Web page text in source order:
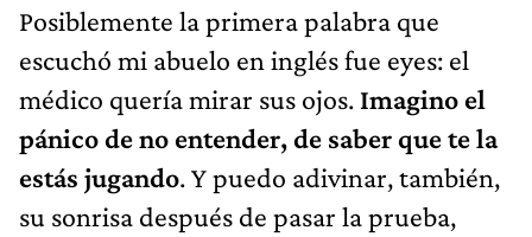
Posiblemente la primera palabra que
escuchó mi abuelo en inglés fue eyes: el
médico quería mirar sus ojos. Imagino el
pánico de no entender, de saber que te la
estás jugando. Y puedo adivinar, también,
su sonrisa después de pasar la prueba,